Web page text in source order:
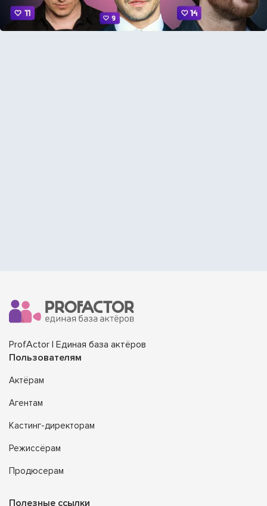
ProfActor | Единая база актёров
Пользователям
Актёрам
Агентам
Кастинг-директорам
Режиссёрам
Продюсерам
Полезные ссылки